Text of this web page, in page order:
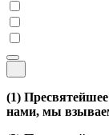
(1)
нами, мы